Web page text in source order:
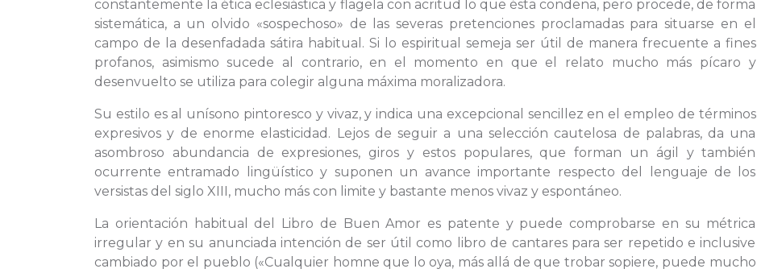
constantemente la ética eclesiástica y flagela con acritud lo que ésta condena, pero procede, de forma
sistemática, a un olvido «sospechoso» de las severas pretenciones proclamadas para situarse en el
campo de la desenfadada sátira habitual. Si lo espiritual semeja ser útil de manera frecuente a fines
profanos, asimismo sucede al contrario, en el momento en que el relato mucho más pícaro y
desenvuelto se utiliza para colegir alguna máxima moralizadora.
Su estilo es al unísono pintoresco y vivaz, y indica una excepcional sencillez en el empleo de términos
expresivos y de enorme elasticidad. Lejos de seguir a una selección cautelosa de palabras, da una
asombroso abundancia de expresiones, giros y estos populares, que forman un ágil y también
ocurrente entramado lingüístico y suponen un avance importante respecto del lenguaje de los
versistas del siglo XIII, mucho más con limite y bastante menos vivaz y espontáneo.
La orientación habitual del Libro de Buen Amor es patente y puede comprobarse en su métrica
irregular y en su anunciada intención de ser útil como libro de cantares para ser repetido e inclusive
cambiado por el pueblo («Cualquier homne que lo oya, más allá de que trobar sopiere, puede mucho